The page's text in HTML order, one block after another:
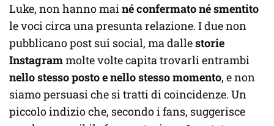
Luke, non hanno mai né confermato né smentito
le voci circa una presunta relazione. I due non
pubblicano post sui social, ma dallestorie
Instagrammolte volte capita trovarli entrambi
nello stesso posto e nello stesso momento, e non
siamo persuasi che si tratti di coincidenze. Un
piccolo indizio che, secondo i fans, suggerisce